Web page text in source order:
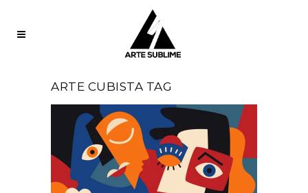
ARTE CUBISTA TAG